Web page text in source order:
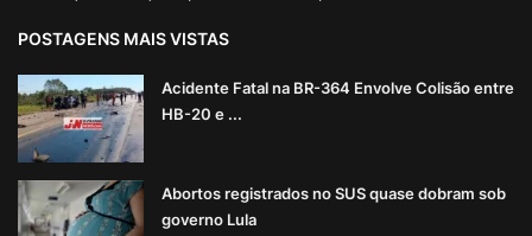
POSTAGENS MAIS VISTAS
Acidente Fatal na BR-364 Envolve Colisão entre
HB-20 e ...
Abortos registrados no SUS quase dobram sob
governo Lula